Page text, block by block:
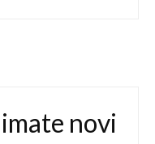
novi